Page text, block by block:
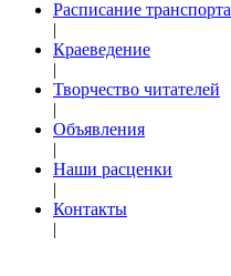
Расписание транспорта
|
Краеведение
|
Творчество читателей
|
Объявления
|
Наши расценки
|
Контакты
|